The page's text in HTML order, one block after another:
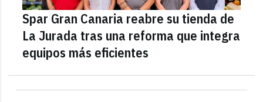
Spar Gran Canaria reabre su tienda de
La Jurada tras una reforma que integra
equipos más eficientes